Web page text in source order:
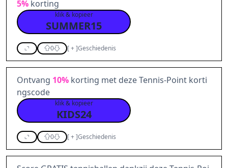
5% korting
klik & kopieer
SUMMER15
0 [+]Geschiedenis
Ontvang 10% korting met deze Tennis-Point korti
ngscode
klik & kopieer
KIDS24
0 [+]Geschiedenis